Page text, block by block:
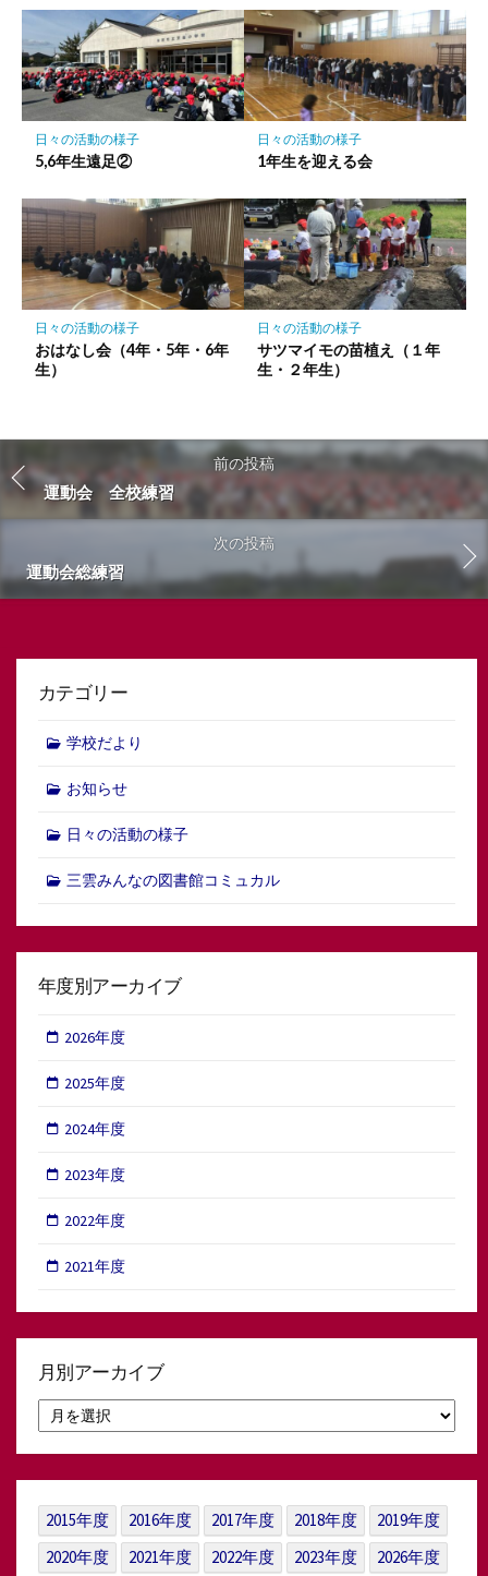
日々の活動の様子
5,6年生遠足②
日々の活動の様子
1年生を迎える会
日々の活動の様子
おはなし会（4年・5年・6年
生）
日々の活動の様子
サツマイモの苗植え（１年
生・２年生）
前の投稿
運動会 全校練習
次の投稿
運動会総練習
カテゴリー
学校だより
お知らせ
日々の活動の様子
三雲みんなの図書館コミュカル
年度別アーカイブ
2026年度
2025年度
2024年度
2023年度
2022年度
2021年度
月別アーカイブ
別
ア
イ
ブ
2015年度 2016年度 2017年度 2018年度
2019年度
2020年度
2021年度 2022年度 2023年度 2026年度